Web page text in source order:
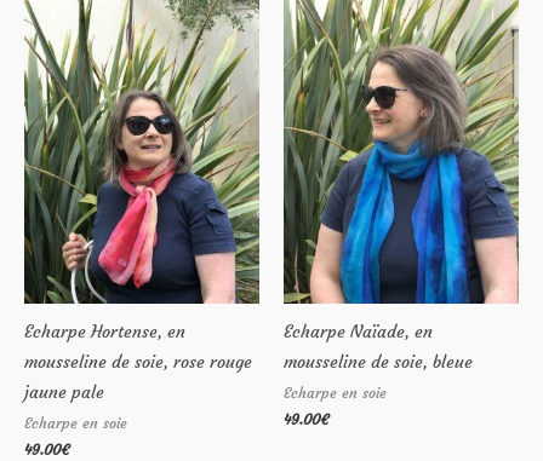
Echarpe Hortense, en
mousseline de soie, rose rouge
jaune pale
Echarpe en soie
49.00€
Echarpe Naïade, en
mousseline de soie, bleue
Echarpe en soie
49.00€